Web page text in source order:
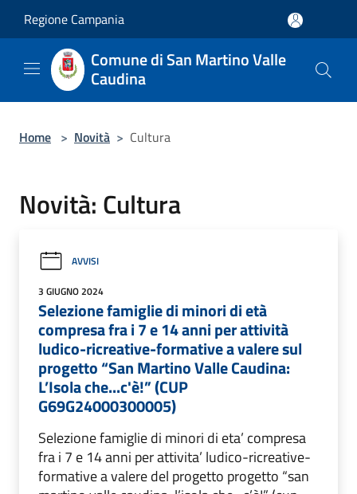
Regione Campania
Comune di San Martino Valle
Caudina
Home > Novità > Cultura
Novità: Cultura
AVVISI
3 GIUGNO 2024
Selezione famiglie di minori di età
compresa fra i 7 e 14 anni per attività
ludico-ricreative-formative a valere sul
progetto “San Martino Valle Caudina:
L’Isola che...c'è!” (CUP
G69G24000300005)
Selezione famiglie di minori di eta’ compresa
fra i 7 e 14 anni per attivita’ ludico-ricreative-
formative a valere del progetto progetto “san